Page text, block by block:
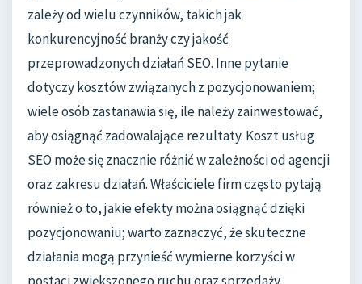
zależy od wielu czynników, takich jak
konkurencyjność branży czy jakość
przeprowadzonych działań SEO. Inne pytanie
dotyczy kosztów związanych z pozycjonowaniem;
wiele osób zastanawia się, ile należy zainwestować,
aby osiągnąć zadowalające rezultaty. Koszt usług
SEO może się znacznie różnić w zależności od agencji
oraz zakresu działań. Właściciele firm często pytają
również o to, jakie efekty można osiągnąć dzięki
pozycjonowaniu; warto zaznaczyć, że skuteczne
działania mogą przynieść wymierne korzyści w